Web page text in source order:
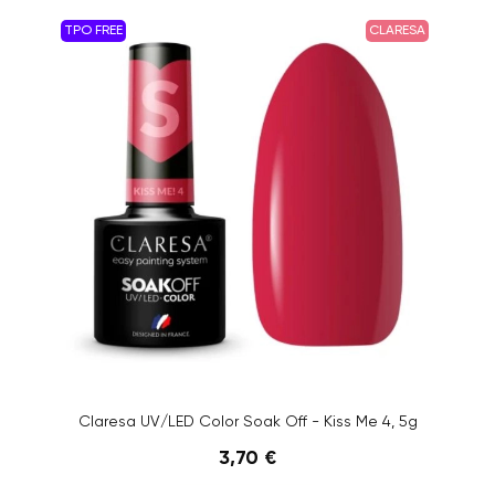
TPO FREE CLARESA
Claresa UV/LED Color Soak Off - Kiss Me 4, 5g
3,70 €